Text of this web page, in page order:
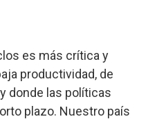
es más crítica y
productividad, de
donde las políticas
plazo. Nuestro país